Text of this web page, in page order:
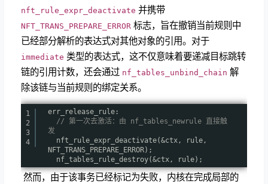
nft_rule_expr_deactivate 并携带
NFT_TRANS_PREPARE_ERROR 标志，旨在撤销当前规则中
已经部分解析的表达式对其他对象的引用。对于
immediate 类型的表达式，这不仅意味着要递减目标跳转
链的引用计数，还会通过 nf_tables_unbind_chain 解
除该链与当前规则的绑定关系。
1
2
3
4
err_release_rule:
// 第一次去激活：由 nf_tables_newrule 直接触
发
nft_rule_expr_deactivate(&ctx, rule,
NFT_TRANS_PREPARE_ERROR);
nf_tables_rule_destroy(&ctx, rule);
​ 然而，由于该事务已经标记为失败，内核在完成局部的